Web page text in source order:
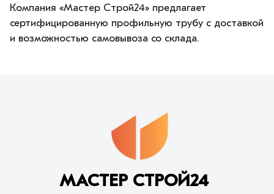
Компания «Мастер Строй24» предлагает
сертифицированную профильную трубу с доставкой
и возможностью самовывоза со склада.
МАСТЕР СТРОЙ24